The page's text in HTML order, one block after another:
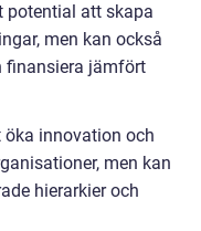
potential att skapa
men kan också
finansiera jämfört
innovation och
men kan
hierarkier och